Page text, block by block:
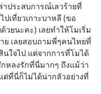
ประสบการณ์เลวร้ายที่
เที่ยวเกาะบาหลี (ขอ
วยนะคะ) เลยทำให้โมเริ่ม
เลยสอบถามพี่ๆคนไทยที่
นใจไป แต่จากการที่โมได้
หลงรักที่นี่มากๆ ถึงแม้ว่า
ที่นี่ก็ไม่ได้น่ากลัวอย่างที่